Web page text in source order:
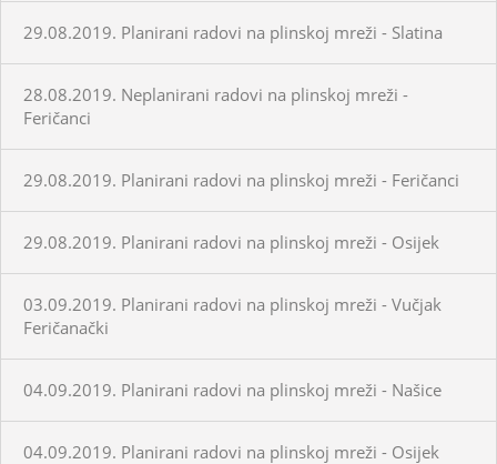
29.08.2019. Planirani radovi na plinskoj mreži - Slatina
28.08.2019. Neplanirani radovi na plinskoj mreži -
Feričanci
29.08.2019. Planirani radovi na plinskoj mreži - Feričanci
29.08.2019. Planirani radovi na plinskoj mreži - Osijek
03.09.2019. Planirani radovi na plinskoj mreži - Vučjak
Feričanački
04.09.2019. Planirani radovi na plinskoj mreži - Našice
04.09.2019. Planirani radovi na plinskoj mreži - Osijek